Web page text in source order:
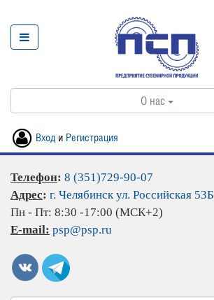
О нас
Вход и Регистрация
Телефон: 8 (351)729-90-07
Адрес: г. Челябинск ул. Российская 53Б
Пн - Пт: 8:30 -17:00 (МСК+2)
E-mail: psp@psp.ru